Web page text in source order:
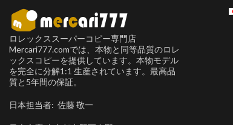
ロレックススーパーコピー専門店
Mercari777.comでは、本物と同等品質のロレ
ックスコピーを提供しています。本物モデル
を完全に分解1:1 生産されています。最高品
質と5年間の保証。
日本担当者: 佐藤 敬一